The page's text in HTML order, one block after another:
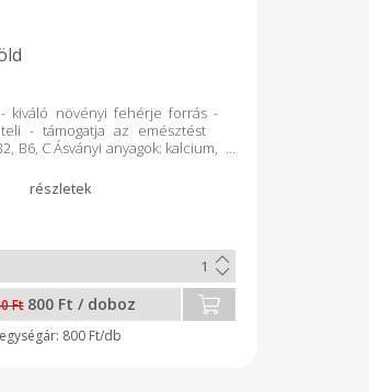
kiváló növényi fehérje forrás -
teli - támogatja az emésztést
B6, C Ásványi anyagok: kalcium,
Ha szeretnél többet megtudni
látogass el honlapunkra:
Ft 800 Ft / doboz
800 Ft/db